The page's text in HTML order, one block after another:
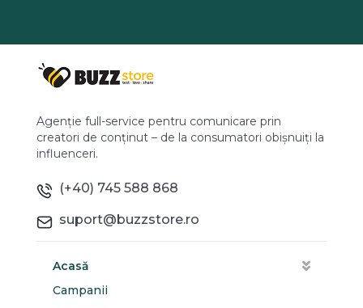
Agenție full-service pentru comunicare prin
creatori de conținut – de la consumatori obișnuiți la
influenceri.
(+40) 745 588 868
suport@buzzstore.ro
Acasă
Campanii